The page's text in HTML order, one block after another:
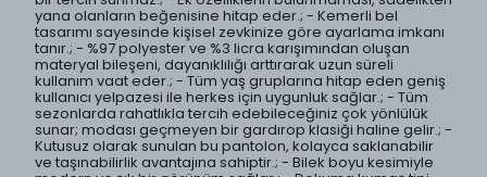
yana olanların beğenisine hitap eder.; - Kemerli bel
tasarımı sayesinde kişisel zevkinize göre ayarlama imkanı
tanır.; - %97 polyester ve %3 licra karışımından oluşan
materyal bileşeni, dayanıklılığı arttırarak uzun süreli
kullanım vaat eder.; - Tüm yaş gruplarına hitap eden geniş
kullanıcı yelpazesi ile herkes için uygunluk sağlar.; - Tüm
sezonlarda rahatlıkla tercih edebileceğiniz çok yönlülük
sunar; modası geçmeyen bir gardırop klasiği haline gelir.; -
Kutusuz olarak sunulan bu pantolon, kolayca saklanabilir
ve taşınabilirlik avantajına sahiptir.; - Bilek boyu kesimiyle